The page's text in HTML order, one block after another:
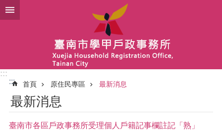
跳到主要內容區塊
:::
:::
首頁 原住民專區 最新消息
最新消息
臺南市各區戶政事務所受理個人戶籍記事欄註記「熟」